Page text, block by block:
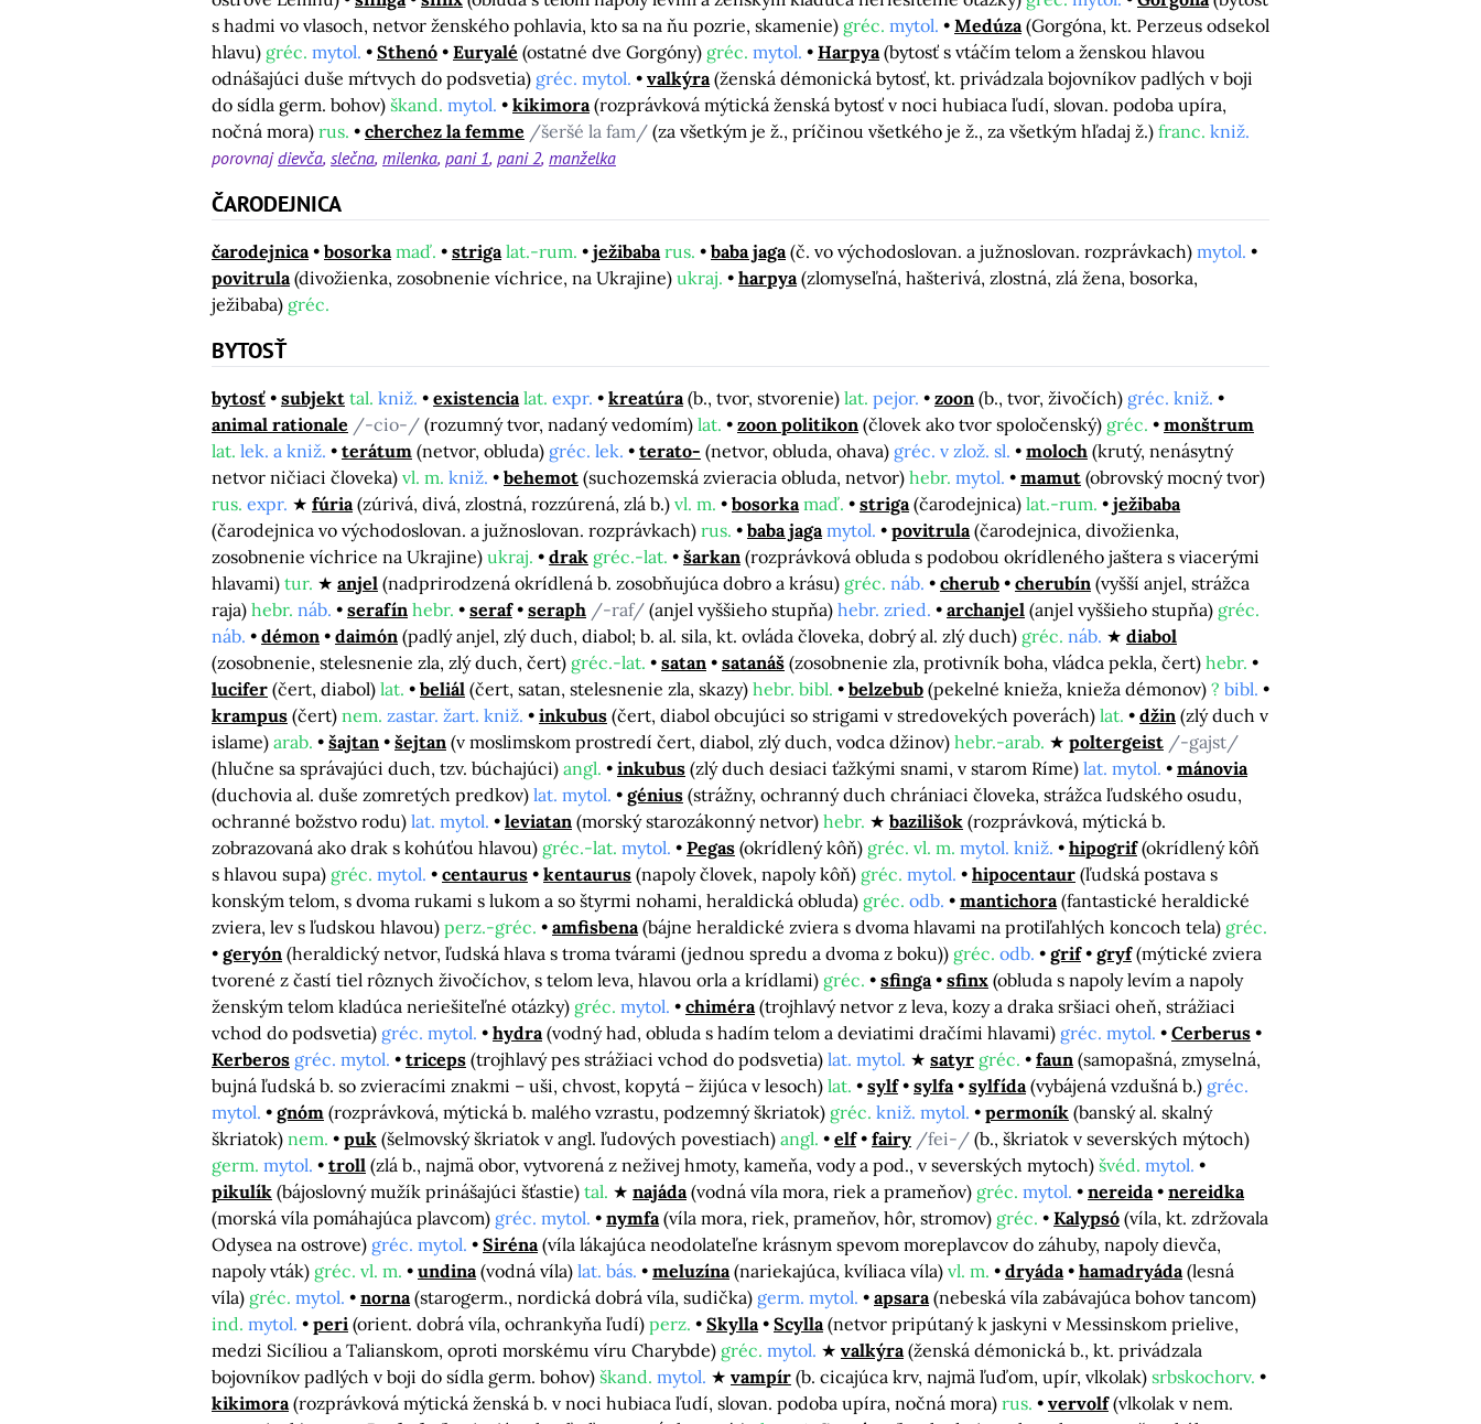
s hadmi vo vlasoch, netvor ženského pohlavia, kto sa na ňu pozrie, skamenie) gréc. mytol. Medúza (Gorgóna, kt. Perzeus odsekol
hlavu) gréc. mytol. Sthenó Euryalé (ostatné dve Gorgóny) gréc. mytol. Harpya (bytosť s vtáčím telom a ženskou hlavou
odnášajúci duše mŕtvych do podsvetia) gréc. mytol. valkýra (ženská démonická bytosť, kt. privádzala bojovníkov padlých v boji
do sídla germ. bohov) škand. mytol. kikimora (rozprávková mýtická ženská bytosť v noci hubiaca ľudí, slovan. podoba upíra,
nočná mora) rus. cherchez la femme /šeršé la fam/ (za všetkým je ž., príčinou všetkého je ž., za všetkým hľadaj ž.) franc. kniž.
porovnajdievča slečna milenka pani 1 pani 2 manželka
ČARODEJNICA
čarodejnica bosorka maď. striga lat.-rum. ježibaba rus. baba jaga (č. vo východoslovan. a južnoslovan. rozprávkach) mytol.
povitrula (divožienka, zosobnenie víchrice, na Ukrajine) ukraj. harpya (zlomyseľná, hašterivá, zlostná, zlá žena, bosorka,
ježibaba) gréc.
BYTOSŤ
bytosť subjekt tal. kniž. existencia lat. expr. kreatúra (b., tvor, stvorenie) lat. pejor. zoon (b., tvor, živočích) gréc. kniž.
animal rationale /-cio-/ (rozumný tvor, nadaný vedomím) lat. zoon politikon (človek ako tvor spoločenský) gréc.
monštrum
lat. lek. a kniž. terátum (netvor, obluda) gréc. lek. terato- (netvor, obluda, ohava) gréc. v zlož. sl. moloch (krutý, nenásytný
netvor ničiaci človeka) vl. m. kniž. behemot (suchozemská zvieracia obluda, netvor) hebr. mytol. mamut (obrovský mocný tvor)
rus. expr. fúria (zúrivá, divá, zlostná, rozzúrená, zlá b.) vl. m. bosorka maď. striga (čarodejnica) lat.-rum.
ježibaba
(čarodejnica vo východoslovan. a južnoslovan. rozprávkach) rus. baba jaga mytol. povitrula (čarodejnica, divožienka,
zosobnenie víchrice na Ukrajine) ukraj. drak gréc.-lat. šarkan (rozprávková obluda s podobou okrídleného jaštera s viacerými
hlavami) tur. anjel (nadprirodzená okrídlená b. zosobňujúca dobro a krásu) gréc. náb. cherub cherubín (vyšší anjel, strážca
raja) hebr. náb. serafín hebr. seraf seraph /-raf/ (anjel vyššieho stupňa) hebr. zried. archanjel (anjel vyššieho stupňa) gréc.
náb.
démon daimón (padlý anjel, zlý duch, diabol; b. al. sila, kt. ovláda človeka, dobrý al. zlý duch) gréc. náb.
diabol
(zosobnenie, stelesnenie zla, zlý duch, čert) gréc.-lat. satan satanáš (zosobnenie zla, protivník boha, vládca pekla, čert) hebr.
lucifer (čert, diabol) lat. beliál (čert, satan, stelesnenie zla, skazy) hebr. bibl. belzebub (pekelné knieža, knieža démonov) ? bibl.
krampus (čert) nem. zastar. žart. kniž. inkubus (čert, diabol obcujúci so strigami v stredovekých poverách) lat. džin (zlý duch v
islame) arab. šajtan šejtan (v moslimskom prostredí čert, diabol, zlý duch, vodca džinov) hebr.-arab. poltergeist /-gajst/
(hlučne sa správajúci duch, tzv. búchajúci) angl. inkubus (zlý duch desiaci ťažkými snami, v starom Ríme) lat. mytol.
mánovia
(duchovia al. duše zomretých predkov) lat. mytol. génius (strážny, ochranný duch chrániaci človeka, strážca ľudského osudu,
ochranné božstvo rodu) lat. mytol. leviatan (morský starozákonný netvor) hebr. bazilišok (rozprávková, mýtická b.
zobrazovaná ako drak s kohúťou hlavou) gréc.-lat. mytol. Pegas (okrídlený kôň) gréc. vl. m. mytol. kniž. hipogrif (okrídlený kôň
s hlavou supa) gréc. mytol. centaurus kentaurus (napoly človek, napoly kôň) gréc. mytol. hipocentaur (ľudská postava s
konským telom, s dvoma rukami s lukom a so štyrmi nohami, heraldická obluda) gréc. odb. mantichora (fantastické heraldické
zviera, lev s ľudskou hlavou) perz.-gréc. amfisbena (bájne heraldické zviera s dvoma hlavami na protiľahlých koncoch tela) gréc.
geryón (heraldický netvor, ľudská hlava s troma tvárami (jednou spredu a dvoma z boku)) gréc. odb. grif gryf (mýtické zviera
tvorené z častí tiel rôznych živočíchov, s telom leva, hlavou orla a krídlami) gréc. sfinga sfinx (obluda s napoly levím a napoly
ženským telom kladúca neriešiteľné otázky) gréc. mytol. chiméra (trojhlavý netvor z leva, kozy a draka sršiaci oheň, strážiaci
vchod do podsvetia) gréc. mytol. hydra (vodný had, obluda s hadím telom a deviatimi dračími hlavami) gréc. mytol.
Cerberus
Kerberos gréc. mytol. triceps (trojhlavý pes strážiaci vchod do podsvetia) lat. mytol. satyr gréc. faun (samopašná, zmyselná,
bujná ľudská b. so zvieracími znakmi – uši, chvost, kopytá – žijúca v lesoch) lat. sylf sylfa sylfída (vybájená vzdušná b.) gréc.
mytol.
gnóm (rozprávková, mýtická b. malého vzrastu, podzemný škriatok) gréc. kniž. mytol. permoník (banský al. skalný
škriatok) nem. puk (šelmovský škriatok v angl. ľudových povestiach) angl. elf fairy /fei-/ (b., škriatok v severských mýtoch)
germ. mytol. troll (zlá b., najmä obor, vytvorená z neživej hmoty, kameňa, vody a pod., v severských mytoch) švéd. mytol.
pikulík (bájoslovný mužík prinášajúci šťastie) tal. najáda (vodná víla mora, riek a prameňov) gréc. mytol. nereida
nereidka
(morská víla pomáhajúca plavcom) gréc. mytol. nymfa (víla mora, riek, prameňov, hôr, stromov) gréc. Kalypsó (víla, kt. zdržovala
Odysea na ostrove) gréc. mytol. Siréna (víla lákajúca neodolateľne krásnym spevom moreplavcov do záhuby, napoly dievča,
napoly vták) gréc. vl. m. undina (vodná víla) lat. bás. meluzína (nariekajúca, kvíliaca víla) vl. m. dryáda hamadryáda (lesná
víla) gréc. mytol. norna (starogerm., nordická dobrá víla, sudička) germ. mytol. apsara (nebeská víla zabávajúca bohov tancom)
ind. mytol. peri (orient. dobrá víla, ochrankyňa ľudí) perz. Skylla Scylla (netvor pripútaný k jaskyni v Messinskom prielive,
medzi Sicíliou a Talianskom, oproti morskému víru Charybde) gréc. mytol. valkýra (ženská démonická b., kt. privádzala
bojovníkov padlých v boji do sídla germ. bohov) škand. mytol. vampír (b. cicajúca krv, najmä ľuďom, upír, vlkolak) srbskochorv.
kikimora (rozprávková mýtická ženská b. v noci hubiaca ľudí, slovan. podoba upíra, nočná mora) rus. vervolf (vlkolak v nem.